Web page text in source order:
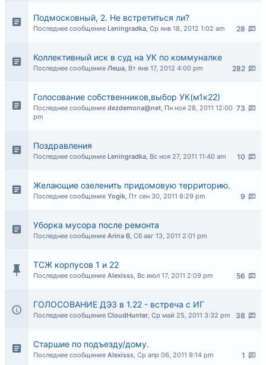
Подмосковный, 2. Не встретиться ли?
28
Последнее сообщение Leningradka, Ср янв 18, 2012 1:02 am
Коллективный иск в суд на УК по коммуналке
282
Последнее сообщение Леша, Вт янв 17, 2012 4:00 pm
Голосование собственников,выбор УК(м1к22)
73
Последнее сообщение dezdemona@net, Пн ноя 28, 2011 12:00
pm
Поздравления
10
Последнее сообщение Leningradka, Вс ноя 27, 2011 11:40 am
Желающие озеленить придомовую территорию.
9
Последнее сообщение Yogik, Пт сен 30, 2011 6:29 pm
Уборка мусора после ремонта
Последнее сообщение Arina B, Сб авг 13, 2011 2:01 pm
ТСЖ корпусов 1 и 22
56
Последнее сообщение Alexisss, Вс июл 17, 2011 2:09 pm
ГОЛОСОВАНИЕ ДЭЗ в 1.22 - встреча с ИГ
38
Последнее сообщение CloudHunter, Ср май 25, 2011 3:32 pm
Старшие по подъезду/дому.
1
Последнее сообщение Alexisss, Ср апр 06, 2011 9:14 pm